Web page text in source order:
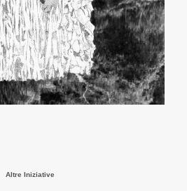
Altre Iniziative